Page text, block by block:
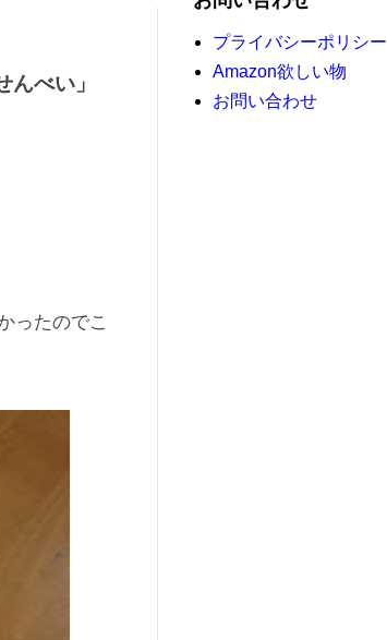
べい」
ったのでこ
プライバシーポリシー
Amazon欲しい物
お問い合わせ